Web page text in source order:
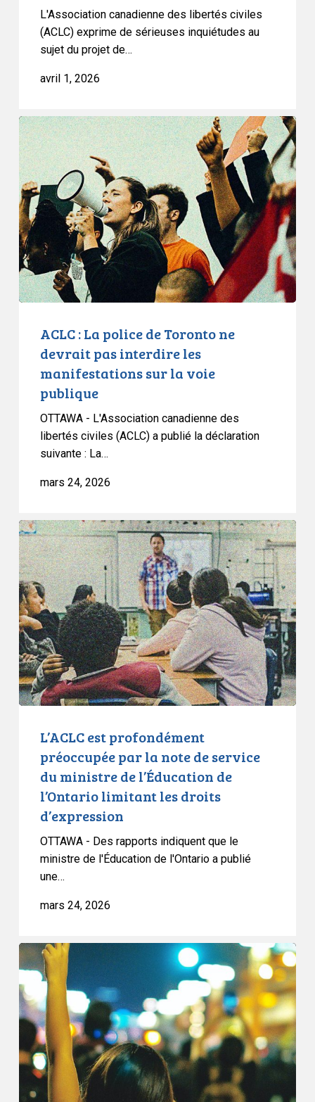
privée
L'Association canadienne des libertés civiles
(ACLC) exprime de sérieuses inquiétudes au
sujet du projet de…
avril 1, 2026
ACLC
:
La
police
de
Toronto
ne
devrait
pas
interdire
les
publique
ACLC : La police de Toronto ne
devrait pas interdire les
manifestations sur la voie
publique
OTTAWA - L'Association canadienne des
libertés civiles (ACLC) a publié la déclaration
suivante : La…
mars 24, 2026
L’ACLC
est
profondément
préoccupée
par
la
note
de
service
du
l’Ontario
limitant
droits
d’expression
L’ACLC est profondément
préoccupée par la note de service
du ministre de l’Éducation de
l’Ontario limitant les droits
d’expression
OTTAWA - Des rapports indiquent que le
ministre de l'Éducation de l'Ontario a publié
une…
mars 24, 2026
L’ACLC
réagit
à
l’annonce
par
premier
ministre
que